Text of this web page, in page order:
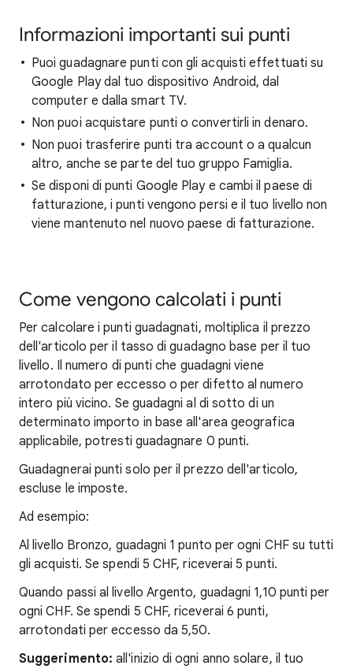
Informazioni importanti sui punti
Puoi guadagnare punti con gli acquisti effettuati su
Google Play dal tuo dispositivo Android, dal
computer e dalla smart TV.
Non puoi acquistare punti o convertirli in denaro.
Non puoi trasferire punti tra account o a qualcun
altro, anche se parte del tuo gruppo Famiglia.
Se disponi di punti Google Play e cambi il paese di
fatturazione, i punti vengono persi e il tuo livello non
viene mantenuto nel nuovo paese di fatturazione.
Come vengono calcolati i punti
Per calcolare i punti guadagnati, moltiplica il prezzo
dell'articolo per il tasso di guadagno base per il tuo
livello. Il numero di punti che guadagni viene
arrotondato per eccesso o per difetto al numero
intero più vicino. Se guadagni al di sotto di un
determinato importo in base all'area geografica
applicabile, potresti guadagnare 0 punti.
Guadagnerai punti solo per il prezzo dell'articolo,
escluse le imposte.
Ad esempio:
Al livello Bronzo, guadagni 1 punto per ogni CHF su tutti
gli acquisti. Se spendi 5 CHF, riceverai 5 punti.
Quando passi al livello Argento, guadagni 1,10 punti per
ogni CHF. Se spendi 5 CHF, riceverai 6 punti,
arrotondati per eccesso da 5,50.
Suggerimento: all'inizio di ogni anno solare, il tuo